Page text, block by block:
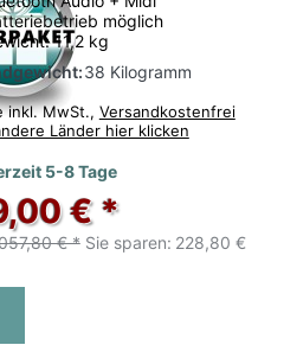
möglich
11,2 kg
38 Kilogramm
inkl. MwSt., Versandkostenfrei
Länder hier klicken
5-8 Tage
€ *
€ * Sie sparen: 228,80 €